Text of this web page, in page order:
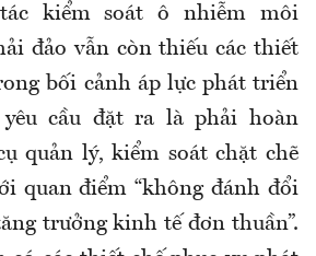
kiểm soát ô nhiễm môi
đảo vẫn còn thiếu các thiết
bối cảnh áp lực phát triển
cầu đặt ra là phải hoàn
quản lý, kiểm soát chặt chẽ
quan điểm “không đánh đổi
trưởng kinh tế đơn thuần”.